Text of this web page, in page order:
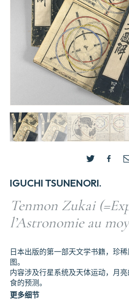
IGUCHI TSUNENORI.
Tenmon Zukai
l’Astronomie au
日本出版的第一部天文学书籍，珍
图。
内容涉及行星系统及天体运动，月
食的预测。
更多细节